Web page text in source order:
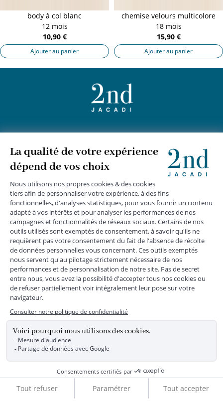
Ajouter au panier
body à col blanc
12 mois
10,90 €
Ajouter au panier
chemise velours multicolore
18 mois
15,90 €
Ajouter au panier
JACADI 2nd +
SERVICE CLIENTS
SUIVEZ-NOUS
MENTIONS LÉGALES|CGU|CGV|COOKIES|
DONNÉES PERSONNELLES
Livraison express gratuite en point relais dès 59 € et à domicile dès 150
€ vers la France Métropolitaine
Les données collectées par la société JACADI, responsable
du traitement, sont nécessaires à l'envoi de newsletters, à la
de votre commande, ainsi que pour le suivi de votre
adhésion au programme fidélité. Conformément au
protection des données personnelles, vous bénéficiez d'un
droit d'accès, d'édiction des directives anticipées, de
rectification, d'opposition, d'effacement, de portabilité ou de